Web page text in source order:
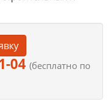
04 (бесплатно по